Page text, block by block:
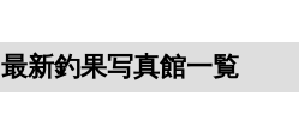
最新釣果写真館一覧